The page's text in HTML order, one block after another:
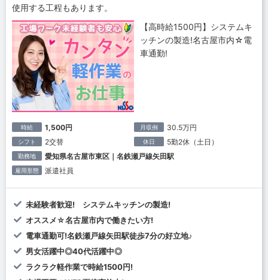
使用する工程もあります。
【高時給1500円】システムキ
ッチンの製造!名古屋市内☆電
車通勤!
時給 1,500円 月収例 30.5万円
シフト 2交替 休日 5勤2休（土日）
勤務地 愛知県名古屋市東区｜名鉄瀬戸線矢田駅
雇用形態 派遣社員
未経験者歓迎! システムキッチンの製造!
オススメ☆名古屋市内で働きたい方!
電車通勤可!名鉄瀬戸線矢田駅徒歩7分の好立地♪
男女活躍中◎40代活躍中◎
ラクラク軽作業で時給1500円!